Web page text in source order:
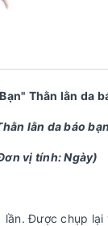
Thằn lằn da
lằn da báo
vị tính: Ngày)
Được chụp